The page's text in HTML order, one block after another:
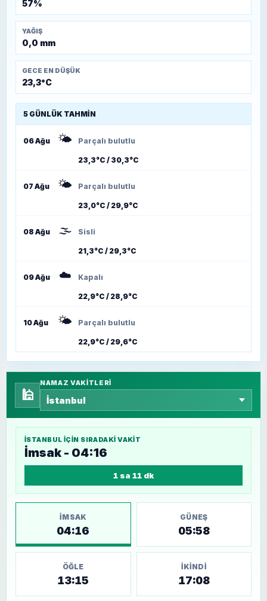
57%
YAĞIŞ
0,0 mm
GECE EN DÜŞÜK
23,3°C
5 GÜNLÜK TAHMIN
06 Ağu 🌤️ Parçalı bulutlu
23,3°C / 30,3°C
07 Ağu 🌤️ Parçalı bulutlu
23,0°C / 29,9°C
08 Ağu 🌫️ Sisli
21,3°C / 29,3°C
09 Ağu ☁️ Kapalı
22,9°C / 28,9°C
10 Ağu 🌤️ Parçalı bulutlu
22,9°C / 29,6°C
🕌
NAMAZ VAKITLERI
İSTANBUL IÇIN SIRADAKI VAKIT
İmsak - 04:16
1 sa 11 dk
İMSAK
04:16
GÜNEŞ
05:58
ÖĞLE
13:15
İKINDI
17:08